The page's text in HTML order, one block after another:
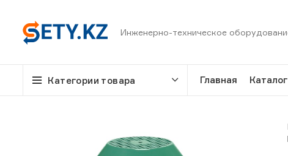
Инженерно-техническое
Категории товара Главная Каталог